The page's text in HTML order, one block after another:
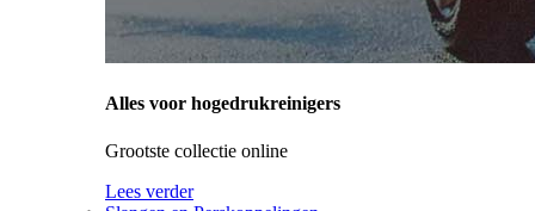
Alles voor hogedrukreinigers
Grootste collectie online
Lees verder